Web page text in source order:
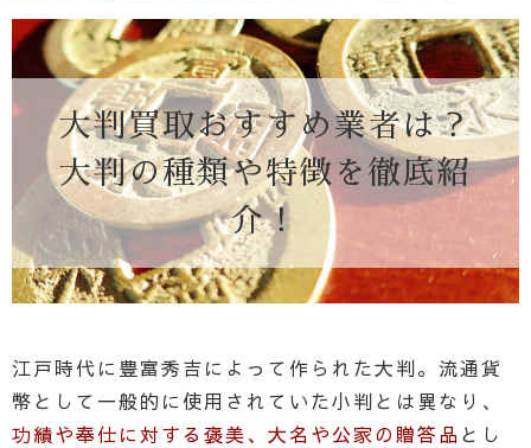
大判買取おすすめ業者は？
大判の種類や特徴を徹底紹
介！
江戸時代に豊富秀吉によって作られた大判。流通貨
幣として一般的に使用されていた小判とは異なり、
功績や奉仕に対する褒美、大名や公家の贈答品 とし